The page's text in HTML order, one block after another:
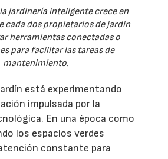
jardinería inteligente crece en
cada dos propietarios de jardín
herramientas conectadas o
para facilitar las tareas de
mantenimiento.
está experimentando
impulsada por la
En una época como
los espacios verdes
constante para